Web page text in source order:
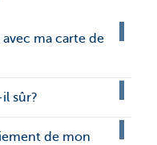
ma carte de
sûr?
de mon